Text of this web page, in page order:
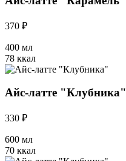
370 ₽
400 мл
78 ккал
Айс-латте "Клубника"
330 ₽
600 мл
70 ккал